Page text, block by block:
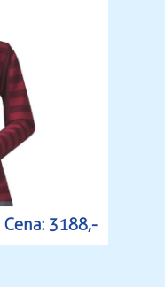
Cena: 3188,-